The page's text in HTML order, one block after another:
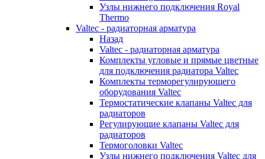
Узлы нижнего подключения Royal
Thermo
Valtec - радиаторная арматура
Назад
Valtec - радиаторная арматура
Комплекты угловые и прямые цветные
для подключения радиатора Valtec
Комплекты терморегулирующего
оборудования Valtec
Термостатические клапаны Valtec для
радиаторов
Регулирующие клапаны Valtec для
радиаторов
Термоголовки Valtec
Узлы нижнего подключения Valtec для